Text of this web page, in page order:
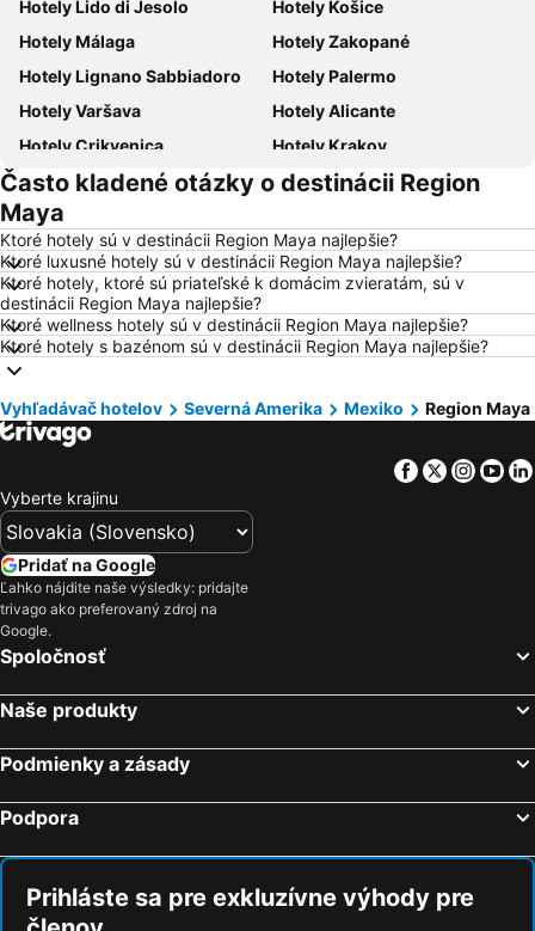
Hotely Lido di Jesolo
Hotely Košice
Hotely Málaga
Hotely Zakopané
Hotely Lignano Sabbiadoro
Hotely Palermo
Hotely Varšava
Hotely Alicante
Hotely Crikvenica
Hotely Krakov
Hotely Barcelona
Hotely Heraklion
Hotely Gdansk
Hotely Vysoké Tatry
Hotely New York
Hotely Dubaj
Hotely Tropea
Hotely Berlín
Hotely Taliansko
Hotely Slovensko
Hotely Laponsko
Hotely Krk
Hotely Švajčiarsko
Hotely Toskánsko
Hotely Istrijská župa
Hotely Wörthersee
Hotely Poľsko
Hotely Česká republika
Hotely Drač
Často kladené otázky o destinácii Region
Maya
Ktoré hotely sú v destinácii Region Maya najlepšie?
Ktoré luxusné hotely sú v destinácii Region Maya najlepšie?
Ktoré hotely, ktoré sú priateľské k domácim zvieratám, sú v
destinácii Region Maya najlepšie?
Ktoré wellness hotely sú v destinácii Region Maya najlepšie?
Ktoré hotely s bazénom sú v destinácii Region Maya najlepšie?
Vyhľadávač hotelov Severná Amerika Mexiko Region Maya
Facebook
Twitter
Vyberte krajinu
Pridať na Google
Ľahko nájdite naše výsledky: pridajte
trivago ako preferovaný zdroj na
Google.
Spoločnosť
Naše produkty
Podmienky a zásady
Podpora
Prihláste sa pre exkluzívne výhody pre